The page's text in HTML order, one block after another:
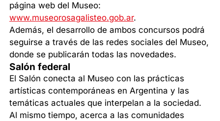
página web del Museo:
www.museorosagalisteo.gob.ar.
Además, el desarrollo de ambos concursos podrá
seguirse a través de las redes sociales del Museo,
donde se publicarán todas las novedades.
Salón federal
El Salón conecta al Museo con las prácticas
artísticas contemporáneas en Argentina y las
temáticas actuales que interpelan a la sociedad.
Al mismo tiempo, acerca a las comunidades